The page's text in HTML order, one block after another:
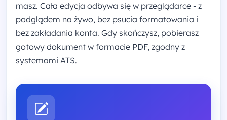
masz. Cała edycja odbywa się w przeglądarce - z
podglądem na żywo, bez psucia formatowania i
bez zakładania konta. Gdy skończysz, pobierasz
gotowy dokument w formacie PDF, zgodny z
systemami ATS.